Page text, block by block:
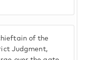
of the
Judgment,